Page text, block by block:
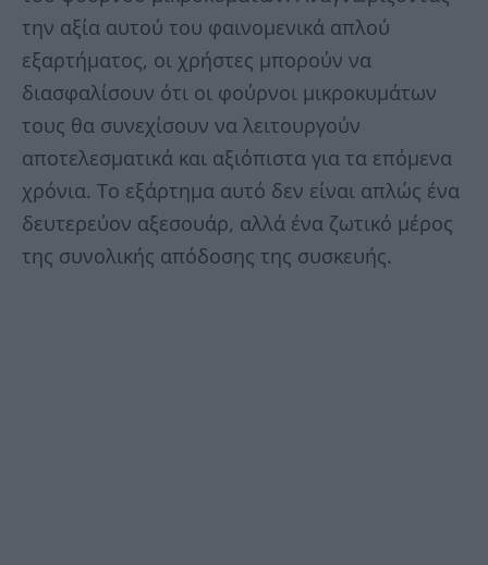
την αξία αυτού του φαινομενικά απλού
εξαρτήματος, οι χρήστες μπορούν να
διασφαλίσουν ότι οι φούρνοι μικροκυμάτων
τους θα συνεχίσουν να λειτουργούν
αποτελεσματικά και αξιόπιστα για τα επόμενα
χρόνια. Το εξάρτημα αυτό δεν είναι απλώς ένα
δευτερεύον αξεσουάρ, αλλά ένα ζωτικό μέρος
της συνολικής απόδοσης της συσκευής.